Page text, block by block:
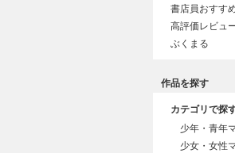
書店員おすす
高評価レビュ
ぶくまる
作品を探す
カテゴリで探
少年・青年
少女・女性